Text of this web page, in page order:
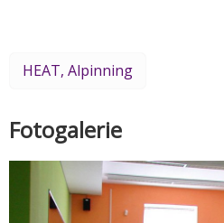
HEAT, Alpinning
Fotogalerie